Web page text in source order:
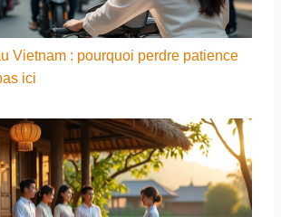
Vietnam : pourquoi perdre patience
ici